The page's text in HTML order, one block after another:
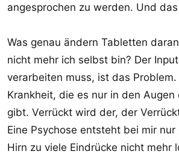
angesprochen zu werden. Und
Was genau ändern Tabletten
nicht mehr ich selbst bin? Der
verarbeiten muss, ist das
Krankheit, die es nur in den Augen
gibt. Verrückt wird der, der
Eine Psychose entsteht bei mir
Hirn zu viele Eindrücke nicht mehr